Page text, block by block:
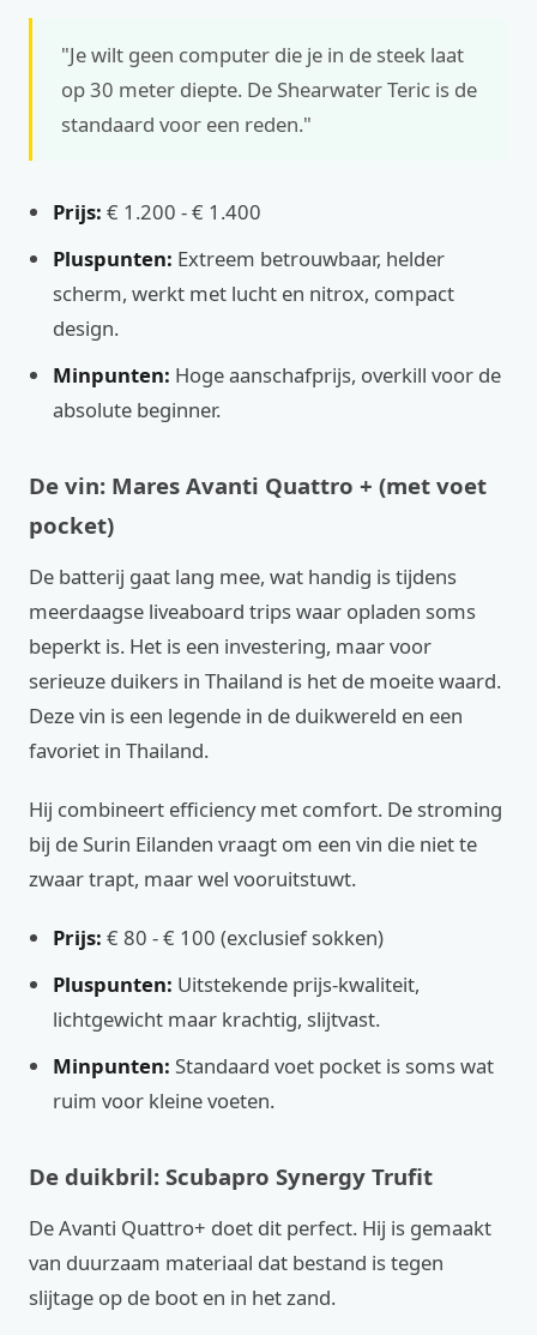
"Je wilt geen computer die je in de steek laat
op 30 meter diepte. De Shearwater Teric is de
standaard voor een reden."
Prijs: € 1.200 - € 1.400
Pluspunten: Extreem betrouwbaar, helder
scherm, werkt met lucht en nitrox, compact
design.
Minpunten: Hoge aanschafprijs, overkill voor de
absolute beginner.
De vin: Mares Avanti Quattro + (met voet
pocket)
De batterij gaat lang mee, wat handig is tijdens
meerdaagse liveaboard trips waar opladen soms
beperkt is. Het is een investering, maar voor
serieuze duikers in Thailand is het de moeite waard.
Deze vin is een legende in de duikwereld en een
favoriet in Thailand.
Hij combineert efficiency met comfort. De stroming
bij de Surin Eilanden vraagt om een vin die niet te
zwaar trapt, maar wel vooruitstuwt.
Prijs: € 80 - € 100 (exclusief sokken)
Pluspunten: Uitstekende prijs-kwaliteit,
lichtgewicht maar krachtig, slijtvast.
Minpunten: Standaard voet pocket is soms wat
ruim voor kleine voeten.
De duikbril: Scubapro Synergy Trufit
De Avanti Quattro+ doet dit perfect. Hij is gemaakt
van duurzaam materiaal dat bestand is tegen
slijtage op de boot en in het zand.